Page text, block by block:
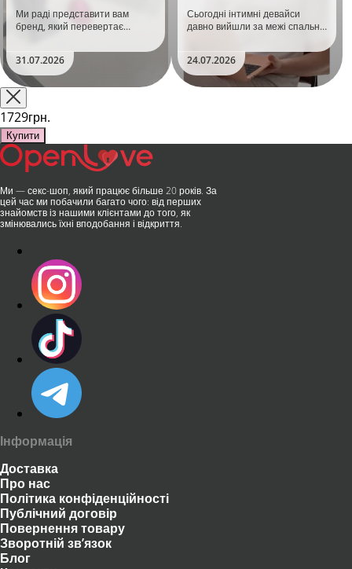
Ми раді представити вам
бренд, який перевертає
та вже встиг стати сенсацією
на міжнародній виставці API
Shanghai-2026!​LOVISS - це
поєднання унікальної естетики
та бездога..
31.07.2026
Сьогодні інтимні девайси
давно вийшли за межі спальні.
безшумні моторчики та
стильний дизайн перетворили
їх на гаджет, який багато хто
використовує, тестує у
24.07.2026
1729грн.
Купити
Ми — секс-шоп, який працює більше 20 років. За
цей час ми побачили багато чого: від перших
знайомств із нашими клієнтами до того, як
змінювались їхні вподобання і відкриття.
Інформація
Доставка
Про нас
Політика конфіденційності
Публічний договір
Повернення товару
Зворотній зв’язок
Блог